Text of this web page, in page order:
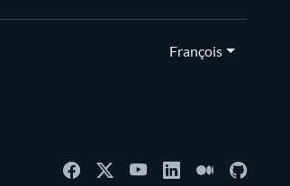
François